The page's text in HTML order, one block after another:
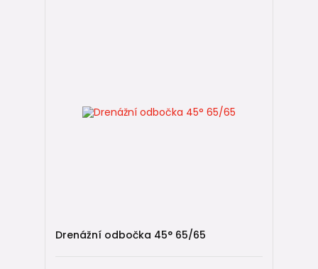
Drenážní odbočka 45° 65/65